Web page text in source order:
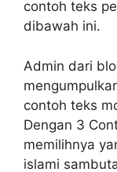
contoh teks
dibawah ini.
Admin dari
contoh teks
Dengan 3
memilihnya
islami